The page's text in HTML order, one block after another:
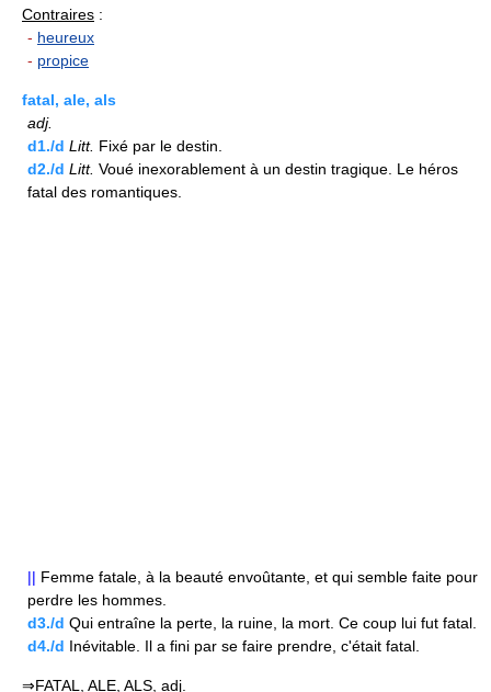
Contraires :
- heureux
- propice
fatal, ale, als
adj.
d1./d Litt. Fixé par le destin.
d2./d Litt. Voué inexorablement à un destin tragique. Le héros
fatal des romantiques.
|| Femme fatale, à la beauté envoûtante, et qui semble faite pour
perdre les hommes.
d3./d Qui entraîne la perte, la ruine, la mort. Ce coup lui fut fatal.
d4./d Inévitable. Il a fini par se faire prendre, c'était fatal.
⇒FATAL, ALE, ALS, adj.